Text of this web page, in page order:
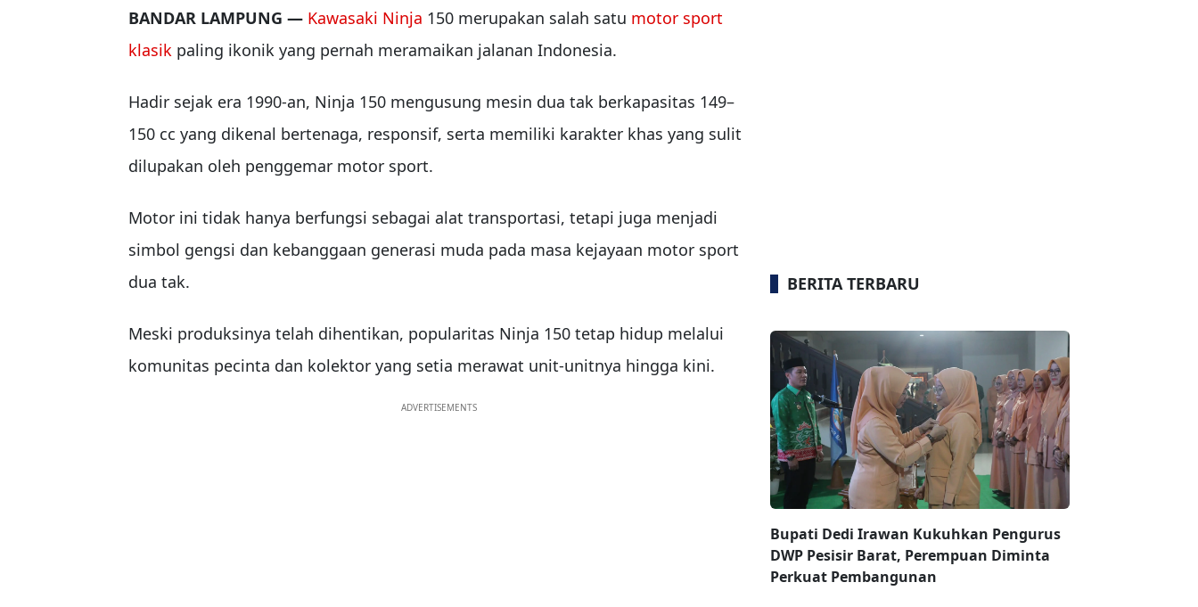
BANDAR LAMPUNG — Kawasaki Ninja 150 merupakan salah satu motor sport
klasik paling ikonik yang pernah meramaikan jalanan Indonesia.
Hadir sejak era 1990-an, Ninja 150 mengusung mesin dua tak berkapasitas 149–
150 cc yang dikenal bertenaga, responsif, serta memiliki karakter khas yang sulit
dilupakan oleh penggemar motor sport.
Motor ini tidak hanya berfungsi sebagai alat transportasi, tetapi juga menjadi
simbol gengsi dan kebanggaan generasi muda pada masa kejayaan motor sport
dua tak.
Meski produksinya telah dihentikan, popularitas Ninja 150 tetap hidup melalui
komunitas pecinta dan kolektor yang setia merawat unit-unitnya hingga kini.
ADVERTISEMENTS
BERITA TERBARU
Bupati Dedi Irawan Kukuhkan Pengurus
DWP Pesisir Barat, Perempuan Diminta
Perkuat Pembangunan